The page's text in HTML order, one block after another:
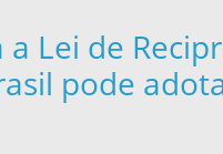
a Lei de
pode